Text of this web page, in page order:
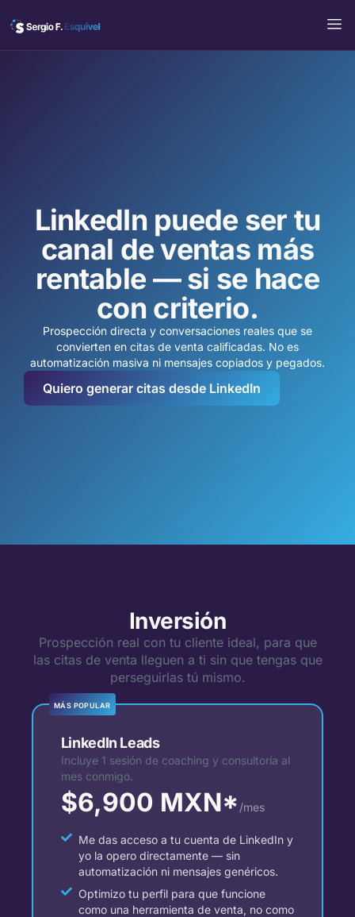
LinkedIn puede ser tu
canal de ventas más
rentable — si se hace
con criterio.
Prospección directa y conversaciones reales que se
convierten en citas de venta calificadas. No es
automatización masiva ni mensajes copiados y pegados.
Quiero generar citas desde LinkedIn
Inversión
Prospección real con tu cliente ideal, para que
las citas de venta lleguen a ti sin que tengas que
perseguirlas tú mismo.
LinkedIn Leads
MÁS POPULAR
Incluye 1 sesión de coaching y consultoría al
mes conmigo.
$6,900 MXN* /mes
Me das acceso a tu cuenta de LinkedIn y
yo la opero directamente — sin
automatización ni mensajes genéricos.
Optimizo tu perfil para que funcione
como una herramienta de venta, no como